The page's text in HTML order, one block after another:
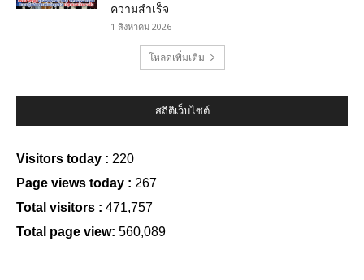
ความสำเร็จ
1 สิงหาคม 2026
โหลดเพิ่มเติม
สถิติเว็บไซต์
Visitors today : 220
Page views today : 267
Total visitors : 471,757
Total page view: 560,089